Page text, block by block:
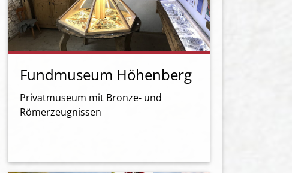
Fundmuseum Höhenberg
Privatmuseum mit Bronze- und
Römerzeugnissen